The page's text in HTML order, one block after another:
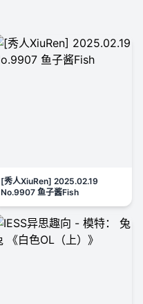
[秀人XiuRen] 2025.02.19
No.9907 鱼子酱Fish